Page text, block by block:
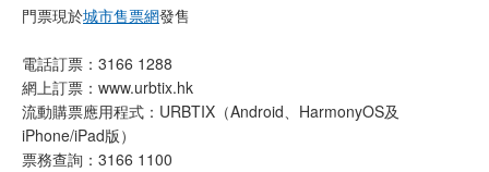
門票現於城市售票網發售
電話訂票：3166 1288
網上訂票：www.urbtix.hk
流動購票應用程式：URBTIX（Android、HarmonyOS及
iPhone/iPad版）
票務查詢：3166 1100